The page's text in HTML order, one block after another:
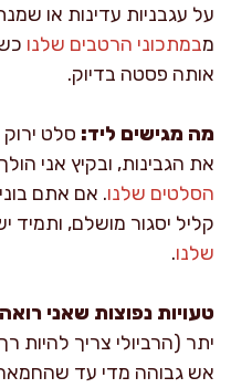
על עגבניות עדינות או
מבמתכוני הרטבים שלנו
אותה פסטה בדיוק.
מה מגישים ליד: סלט ירוק
את הגבינות, ובקיץ אני
הסלטים שלנו. אם אתם
קליל יסגור מושלם, ותמיד
שלנו.
טעויות נפוצות שאני
יתר (הרביולי צריך להיות
אש גבוהה מדי עד